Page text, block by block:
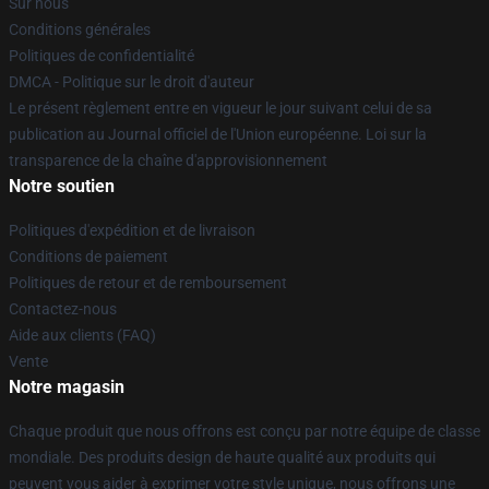
Conditions générales
Politiques de confidentialité
DMCA - Politique sur le droit d'auteur
Le présent règlement entre en vigueur le jour suivant celui de sa
publication au Journal officiel de l'Union européenne. Loi sur la
transparence de la chaîne d'approvisionnement
Notre soutien
Politiques d'expédition et de livraison
Conditions de paiement
Politiques de retour et de remboursement
Contactez-nous
Aide aux clients (FAQ)
Vente
Notre magasin
Chaque produit que nous offrons est conçu par notre équipe de classe
mondiale. Des produits design de haute qualité aux produits qui
peuvent vous aider à exprimer votre style unique, nous offrons une